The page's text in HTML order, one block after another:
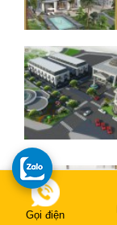
Gọi điện